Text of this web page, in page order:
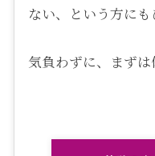
ない、という方に
気負わずに、まずは